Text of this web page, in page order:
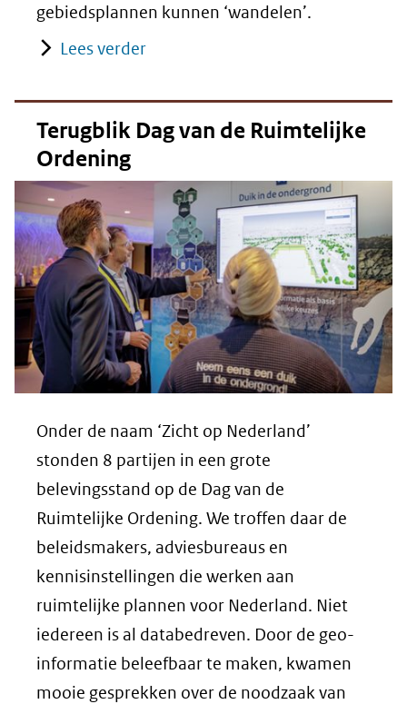
gebiedsplannen kunnen ‘wandelen’.
Lees verder
Terugblik Dag van de Ruimtelijke
Ordening
Onder de naam ‘Zicht op Nederland’
stonden 8 partijen in een grote
belevingsstand op de Dag van de
Ruimtelijke Ordening. We troffen daar de
beleidsmakers, adviesbureaus en
kennisinstellingen die werken aan
ruimtelijke plannen voor Nederland. Niet
iedereen is al databedreven. Door de geo-
informatie beleefbaar te maken, kwamen
mooie gesprekken over de noodzaak van